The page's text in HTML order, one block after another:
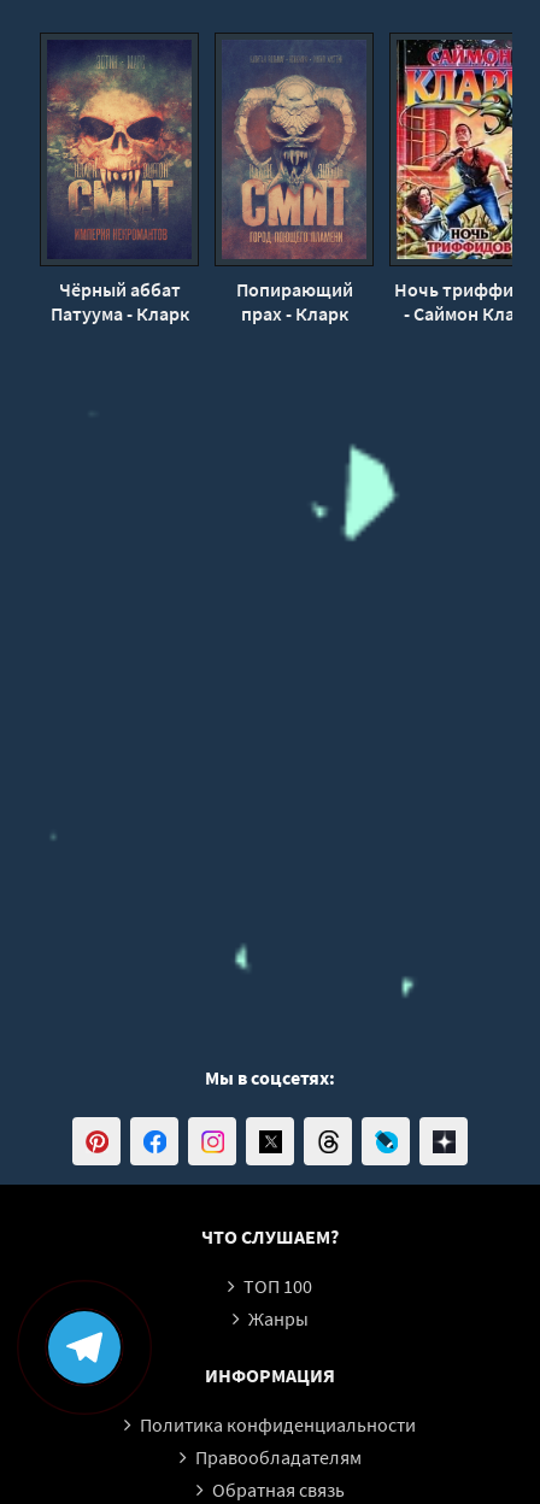
Чёрный аббат
Патуума - Кларк
Попирающий
прах - Кларк
Ночь
- Саймон Кларк
Мы в соцсетях:
ЧТО СЛУШАЕМ?
ТОП 100
Жанры
ИНФОРМАЦИЯ
Политика конфиденциальности
Правообладателям
Обратная связь